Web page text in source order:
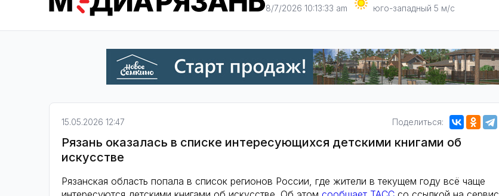
8/7/2026 10:13:34 am
юго-западный 5 м/с
15.05.2026 12:47 Поделиться:
Рязань оказалась в списке интересующихся детскими книгами об
искусстве
Рязанская область попала в список регионов России, где жители в текущем году всё чаще